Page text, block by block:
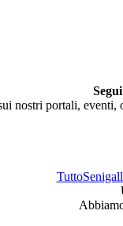
nostri portali,